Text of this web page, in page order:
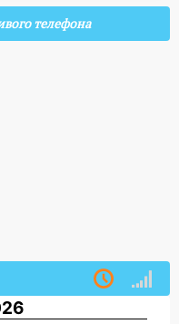
телефона